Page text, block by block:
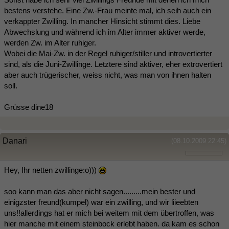
bestens verstehe. Eine Zw.-Frau meinte mal, ich seih auch ein
verkappter Zwilling. In mancher Hinsicht stimmt dies. Liebe
Abwechslung und während ich im Alter immer aktiver werde,
werden Zw. im Alter ruhiger.
Wobei die Mai-Zw. in der Regel ruhiger/stiller und introvertierter
sind, als die Juni-Zwillinge. Letztere sind aktiver, eher extrovertiert
aber auch trügerischer, weiss nicht, was man von ihnen halten
soll.
Grüsse dine18
(08.10.2009 22:45)
Danari
Hey, Ihr netten zwillinge:o)))
soo kann man das aber nicht sagen.........mein bester und
einigzster freund(kumpel) war ein zwilling, und wir liieebten
uns!!allerdings hat er mich bei weitem mit dem übertroffen, was
hier manche mit einem steinbock erlebt haben. da kam es schon